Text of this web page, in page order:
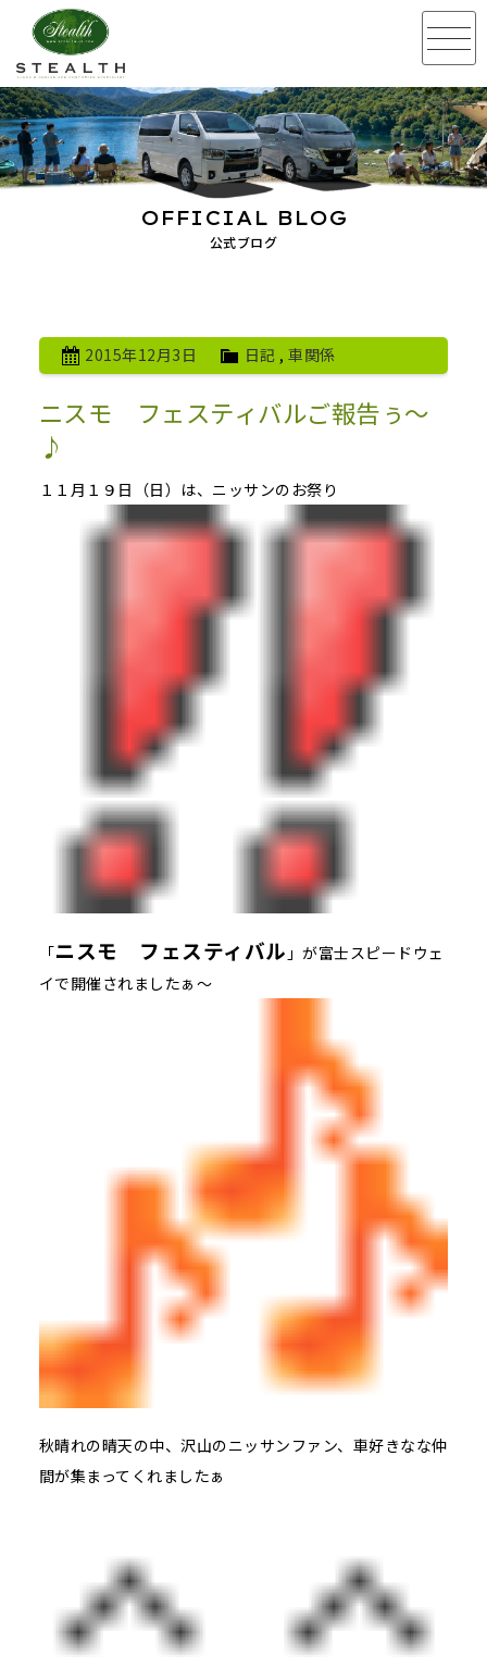
公式ブログ
OFFICIAL BLOG
2015年12月3日 日記 ,車関係
ニスモ フェスティバルご報告ぅ～
♪
１１月１９日（日）は、ニッサンのお祭り
「ニスモ フェスティバル 」が富士スピードウェ
イで開催されましたぁ～
秋晴れの晴天の中、沢山のニッサンファン、車好きなな仲
間が集まってくれましたぁ